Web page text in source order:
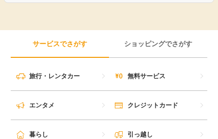
サービスでさがす ショッピングでさがす
旅行・レンタカー 無料サービス
エンタメ クレジットカード
暮らし 引っ越し